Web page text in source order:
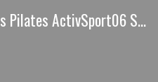
Skip
Coach Trail Antibes Pilates ActivSport06 STAGES TRAIL EVOL+ <!-- Google Tag Manager --> <script>(function(w,d,s,l,i){w[l]=w[l]||[];w[l].push({'gtm.start': new Date().getTime(),event:'gtm.js'});var f=d.getElementsByTagName(s)[0], j=d.createElement(s),dl=l!='dataLayer'?'&l='+l:'';j.async=true;j.src= 'https://www.googletagmanager.com/gtm.js?id='+i+dl;f.parentNode.insertBefore(j,f); })(window,document,'script','dataLayer','GTM-NZQ7FML3');</script> <!-- End Google Tag Manager -->G-TWLJFVTVDE